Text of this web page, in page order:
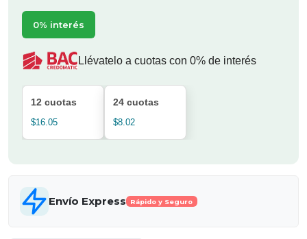
0% interés
Llévatelo a cuotas con 0% de interés
12 cuotas
$16.05
24 cuotas
$8.02
Envío Express Rápido y Seguro